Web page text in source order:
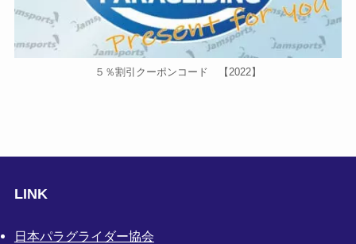
５％割引クーポンコード 【2022】
LINK
日本パラグライダー協会